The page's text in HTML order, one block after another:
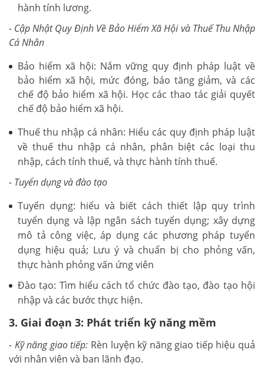
hành tính lương.
- Cập Nhật Quy Định Về Bảo Hiểm Xã Hội và Thuế Thu Nhập
Cá Nhân
Bảo hiểm xã hội: Nắm vững quy định pháp luật về
bảo hiểm xã hội, mức đóng, báo tăng giảm, và các
chế độ bảo hiểm xã hội. Học các thao tác giải quyết
chế độ bảo hiểm xã hội.
Thuế thu nhập cá nhân: Hiểu các quy định pháp luật
về thuế thu nhập cá nhân, phân biệt các loại thu
nhập, cách tính thuế, và thực hành tính thuế.
- Tuyển dụng và đào tạo
Tuyển dụng: hiểu và biết cách thiết lập quy trình
tuyển dụng và lập ngân sách tuyển dụng; xây dựng
mô tả công việc, áp dụng các phương pháp tuyển
dụng hiệu quả; Lưu ý và chuẩn bị cho phỏng vấn,
thực hành phỏng vấn ứng viên
Đào tạo: Tìm hiểu cách tổ chức đào tạo, đào tạo hội
nhập và các bước thực hiện.
3. Giai đoạn 3: Phát triển kỹ năng mềm
- Kỹ năng giao tiếp: Rèn luyện kỹ năng giao tiếp hiệu quả
với nhân viên và ban lãnh đạo.